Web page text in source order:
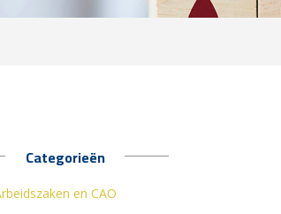
Categorieën
en CAO